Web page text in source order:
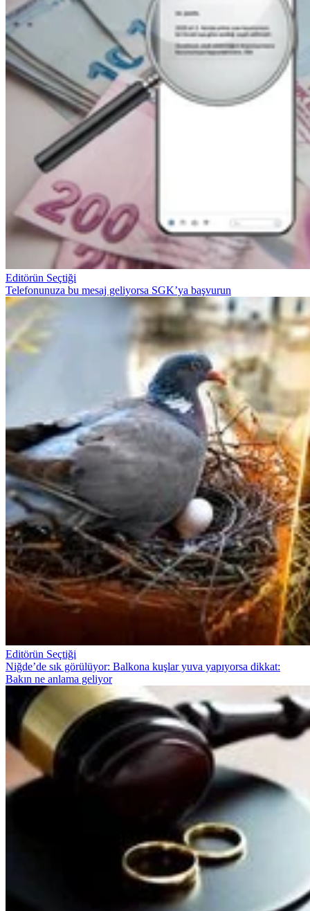
Editörün Seçtiği
Telefonunuza bu mesaj geliyorsa SGK’ya başvurun
Editörün Seçtiği
Niğde’de sık görülüyor: Balkona kuşlar yuva yapıyorsa dikkat:
Bakın ne anlama geliyor